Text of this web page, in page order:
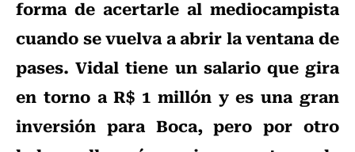
forma de acertarle al mediocampista
cuando se vuelva a abrir la ventana de
pases. Vidal tiene un salario que gira
en torno a R$ 1 millón y es una gran
inversión para Boca, pero por otro